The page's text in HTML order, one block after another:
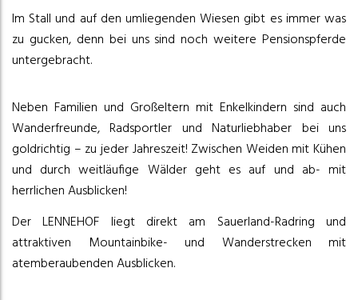
Im Stall und auf den umliegenden Wiesen gibt es immer was
zu gucken, denn bei uns sind noch weitere Pensionspferde
untergebracht.
Neben Familien und Großeltern mit Enkelkindern sind auch
Wanderfreunde, Radsportler und Naturliebhaber bei uns
goldrichtig – zu jeder Jahreszeit! Zwischen Weiden mit Kühen
und durch weitläufige Wälder geht es auf und ab- mit
herrlichen Ausblicken!
Der LENNEHOF liegt direkt am Sauerland-Radring und
attraktiven Mountainbike- und Wanderstrecken mit
atemberaubenden Ausblicken.